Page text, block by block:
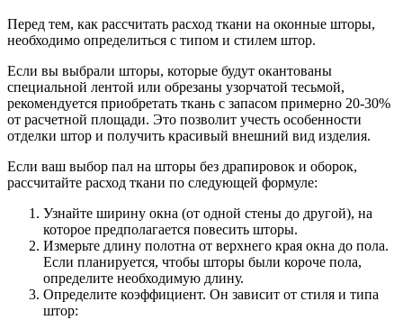
Перед тем, как рассчитать расход ткани на оконные шторы,
необходимо определиться с типом и стилем штор.
Если вы выбрали шторы, которые будут окантованы
специальной лентой или обрезаны узорчатой тесьмой,
рекомендуется приобретать ткань с запасом примерно 20-30%
от расчетной площади. Это позволит учесть особенности
отделки штор и получить красивый внешний вид изделия.
Если ваш выбор пал на шторы без драпировок и оборок,
рассчитайте расход ткани по следующей формуле:
Узнайте ширину окна (от одной стены до другой), на
которое предполагается повесить шторы.
Измерьте длину полотна от верхнего края окна до пола.
Если планируется, чтобы шторы были короче пола,
определите необходимую длину.
Определите коэффициент. Он зависит от стиля и типа
штор: